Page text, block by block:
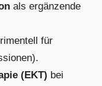
als ergänzende
für
(EKT) bei